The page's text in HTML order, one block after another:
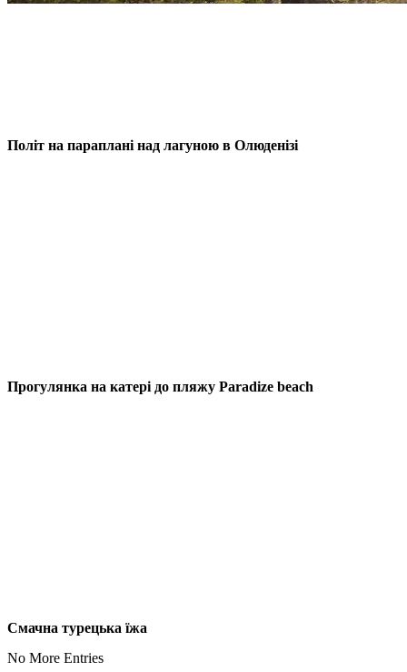
Політ на параплані над лагуною в Олюденізі
Прогулянка на катері до пляжу Paradize beach
Смачна турецька їжа
No More Entries